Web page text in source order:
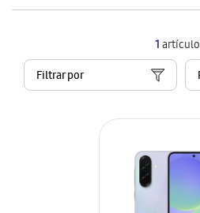
1artículo
Filtrar por